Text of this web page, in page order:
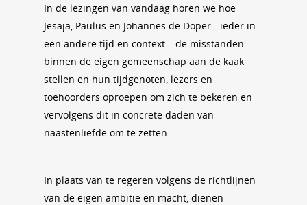
In de lezingen van vandaag horen we hoe
Jesaja, Paulus en Johannes de Doper - ieder in
een andere tijd en context – de misstanden
binnen de eigen gemeenschap aan de kaak
stellen en hun tijdgenoten, lezers en
toehoorders oproepen om zich te bekeren en
vervolgens dit in concrete daden van
naastenliefde om te zetten.
In plaats van te regeren volgens de richtlijnen
van de eigen ambitie en macht, dienen